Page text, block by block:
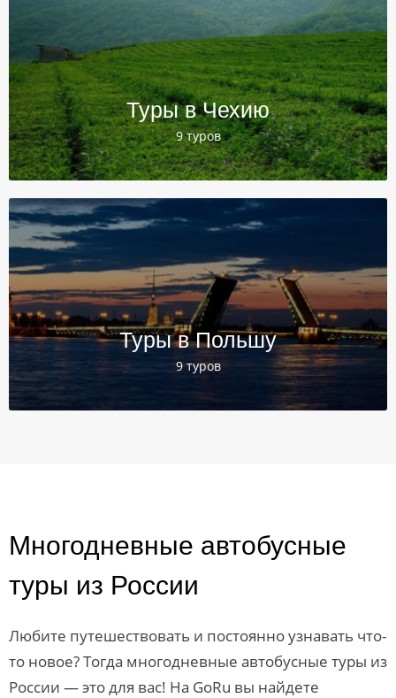
Туры в Чехию
9 туров
Туры в Польшу
9 туров
Многодневные автобусные
туры из России
Любите путешествовать и постоянно узнавать что-
то новое? Тогда многодневные автобусные туры из
России — это для вас! На GoRu вы найдете